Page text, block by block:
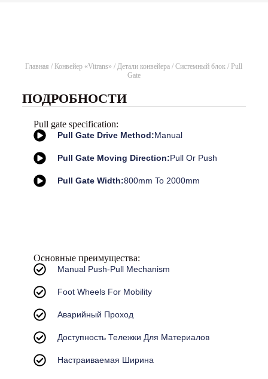
Главная / Конвейер «Vitrans» /Детали конвейера /Системный блок / Pull
Gate
ПОДРОБНОСТИ
Pull gate specification:
Pull Gate Drive Method:Manual
Pull Gate Moving Direction:Pull Or Push
Pull Gate Width:800mm To 2000mm
Основные преимущества:
Manual Push-Pull Mechanism
Foot Wheels For Mobility
Аварийный Проход
Доступность Тележки Для Материалов
Настраиваемая Ширина